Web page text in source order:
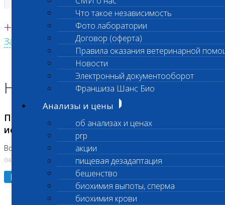
Единая круглосуточная справочная
+7 495 260 0 260
Заказать звонок с сайта
Что такое независимость
Фото лаборатории
Договор (оферта)
Правила оказания ветеринарной
Новости
Электронный документооборот
Франшиза Шанс Био
Анализы и цены
об анализах и ценах
prp
акции
пищевая дезадаптация
бешенство
биохимия выпоты, сперма
биохимия крови
Главная страница
Новости лаборатории
Приостановка срочных биохимических
исследований
Во Владыкино
04.08.2026
Подробнее